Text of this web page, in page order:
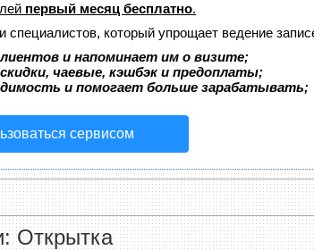
первый месяц бесплатно.
специалистов, который упрощает ведение
и напоминает им о визите;
чаевые, кэшбэк и предоплаты;
и помогает больше зарабатывать;
сервисом
Открытка